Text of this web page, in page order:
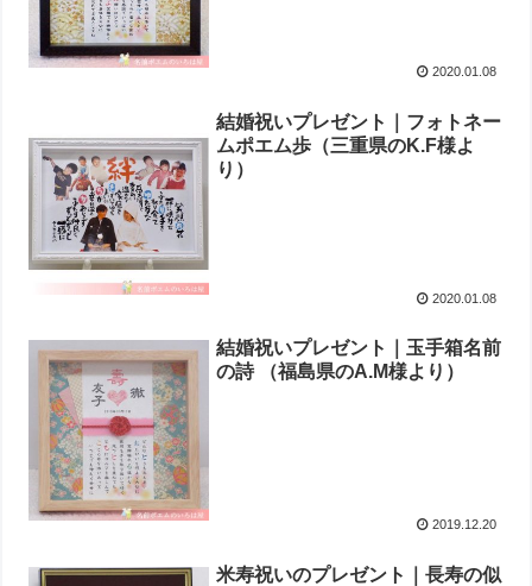
2020.01.08
結婚祝いプレゼント｜フォトネー
ムポエム歩 （三重県のK.F様よ
り ）
2020.01.08
結婚祝いプレゼント｜ 玉手箱名前
の詩 （福島県のA.M様より ）
2019.12.20
米寿祝いのプレゼント｜長寿の似